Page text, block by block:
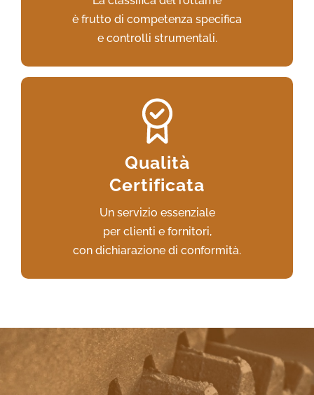
è frutto di competenza specifica
e controlli strumentali.
Qualità
Certificata
Un servizio essenziale
per clienti e fornitori,
con dichiarazione di conformità.
La società lavora con i maggiori operatori del
settore
riscontrando consensi in termine
di specializzazione e competenza.